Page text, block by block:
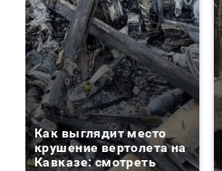
Как выглядит место
крушение вертолета на
Кавказе: смотреть